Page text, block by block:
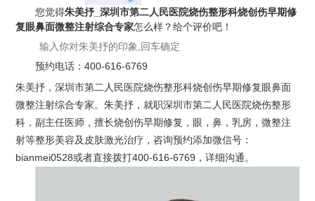
您觉得朱美抒_深圳市第二人民医院烧伤整形科烧创伤早期修
复眼鼻面微整注射综合专家怎么样？给个评价吧！
预约电话：400-616-6769
朱美抒，深圳市第二人民医院烧伤整形科烧创伤早期修复眼鼻面
微整注射综合专家。朱美抒，就职深圳市第二人民医院烧伤整形
科，副主任医师，擅长烧创伤早期修复，眼，鼻，乳房，微整注
射等整形美容及皮肤激光治疗，咨询预约添加微信号：
bianmei0528或者直接拨打400-616-6769，详细沟通。